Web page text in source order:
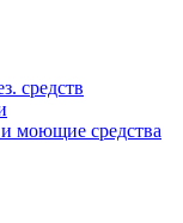
средств
моющие средства